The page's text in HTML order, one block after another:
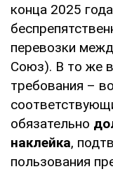
конца 2025
перевозки
Союз). В то же
требования –
обязательно
наклейка,
пользования